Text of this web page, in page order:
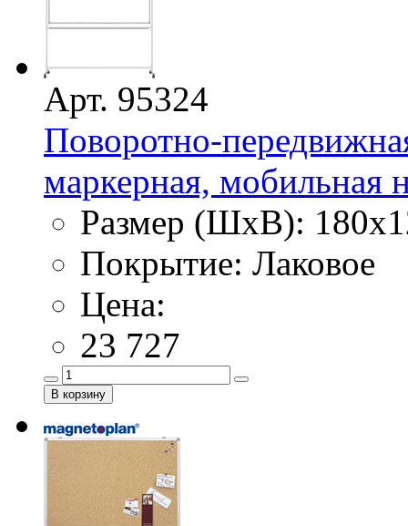
Арт. 95324
Поворотно-
маркерная, мобильная
Размер (ШхВ):
Покрытие: Лаковое
Цена:
23 727